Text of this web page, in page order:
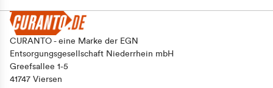
CURANTO - eine Marke der EGN
Entsorgungsgesellschaft Niederrhein mbH
Greefsallee 1-5
41747 Viersen